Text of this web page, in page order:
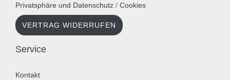
Privatsphäre und Datenschutz / Cookies
VERTRAG WIDERRUFEN
Service
Kontakt